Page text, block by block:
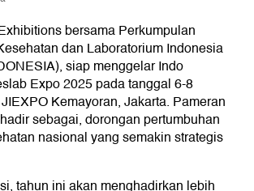
bersama Perkumpulan
dan Laboratorium Indonesia
siap menggelar Indo
Expo 2025 pada tanggal 6-8
Kemayoran, Jakarta. Pameran
sebagai, dorongan pertumbuhan
nasional yang semakin strategis
tahun ini akan menghadirkan lebih